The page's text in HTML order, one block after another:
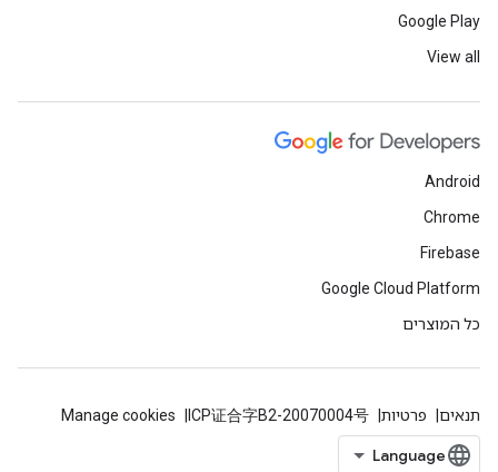
Google Play
View all
Android
Chrome
Firebase
Google Cloud Platform
כל המוצרים
תנאים פרטיות ICP证合字B2-20070004号
Manage cookies